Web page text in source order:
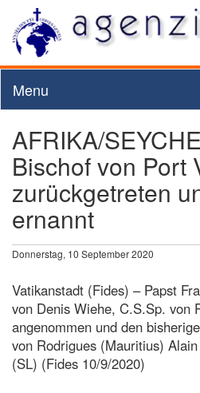
Menu
AFRIKA/
Bischof von Port
zurückgetreten
ernannt
Donnerstag, 10 September 2020
Vatikanstadt (Fides) – Papst
von Denis Wiehe, C.S.Sp. von
angenommen und den
von Rodrigues (Mauritius)
(SL) (Fides 10/9/2020)